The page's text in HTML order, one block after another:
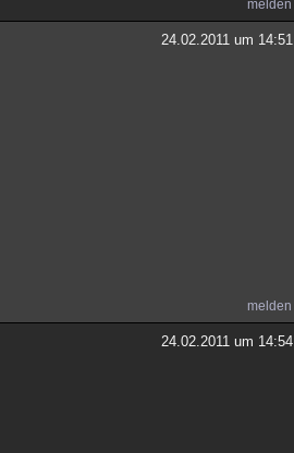
melden
24.02.2011 um 14:51
melden
24.02.2011 um 14:54